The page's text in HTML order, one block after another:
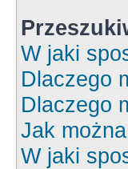
W jaki
Dlaczego
Dlaczego
Jak
W jaki